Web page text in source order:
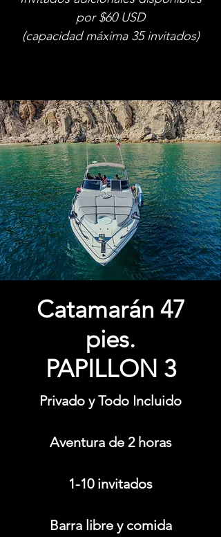
por $60 USD
(capacidad máxima 35 invitados)
Catamarán 47
pies.
PAPILLON 3
Privado y Todo Incluido
Aventura de 2 horas
1-10 invitados
Barra libre y comida